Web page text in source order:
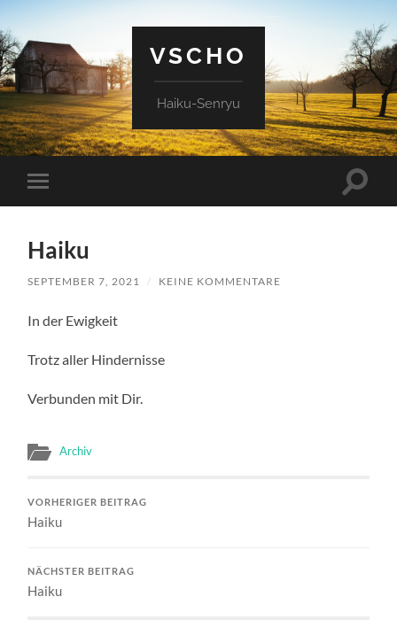
VSCHO
Haiku-Senryu
Mobile-
Menü
Haiku
SEPTEMBER 7, 2021 / KEINE KOMMENTARE
In der Ewigkeit
Trotz aller Hindernisse
Verbunden mit Dir.
Archiv
VORHERIGER BEITRAG
Haiku
NÄCHSTER BEITRAG
Haiku